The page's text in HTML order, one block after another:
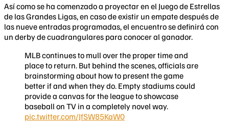
Así como se ha comenzado a proyectar en el Juego de Estrellas
de las Grandes Ligas, en caso de existir un empate después de
las nueve entradas programadas, el encuentro se definirá con
un derby de cuadrangulares para conocer al ganador.
MLB continues to mull over the proper time and
place to return. But behind the scenes, officials are
brainstorming about how to present the game
better if and when they do. Empty stadiums could
provide a canvas for the league to showcase
baseball on TV in a completely novel way.
pic.twitter.com/JfSW85KaW0